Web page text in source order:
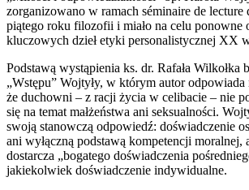
zorganizowano w ramach séminaire de lecture
piątego roku filozofii i miało na celu ponowne
kluczowych dzieł etyki personalistycznej XX
Podstawą wystąpienia ks. dr. Rafała Wilkołka
„Wstępu” Wojtyły, w którym autor odpowiada
że duchowni – z racji życia w celibacie – nie
się na temat małżeństwa ani seksualności.
swoją stanowczą odpowiedź: doświadczenie
ani wyłączną podstawą kompetencji moralnej,
dostarcza „bogatego doświadczenia
jakiekolwiek doświadczenie indywidualne.